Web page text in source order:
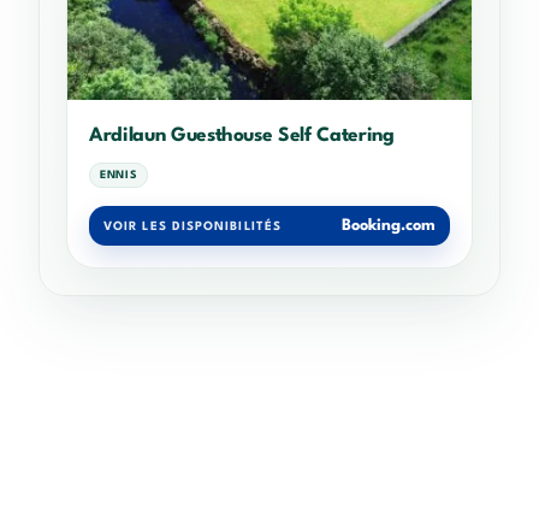
Ardilaun Guesthouse Self Catering
ENNIS
VOIR LES DISPONIBILITÉS Booking.com